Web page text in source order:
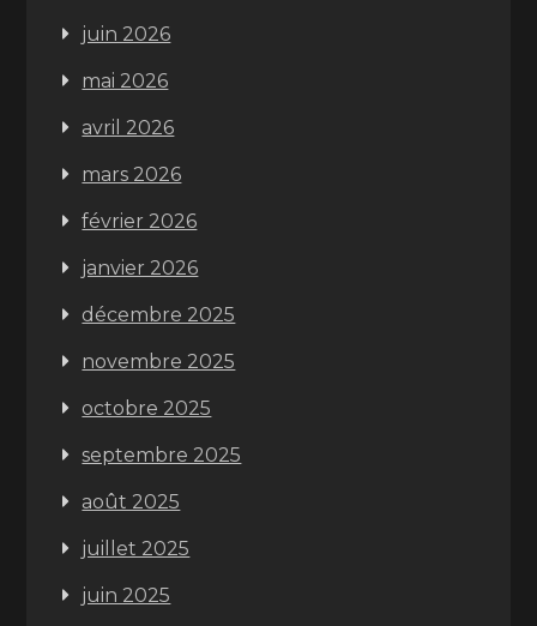
juin 2026
mai 2026
avril 2026
mars 2026
février 2026
janvier 2026
décembre 2025
novembre 2025
octobre 2025
septembre 2025
août 2025
juillet 2025
juin 2025